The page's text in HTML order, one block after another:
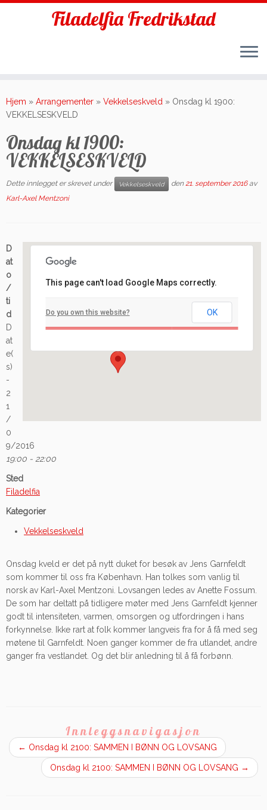
to
content
Filadelfia Fredrikstad
Hjem » Arrangementer » Vekkelseskveld » Onsdag kl 1900:
VEKKELSESKVELD
Onsdag kl 1900:
VEKKELSESKVELD
Dette innlegget er skrevet under Vekkelseskveld den21. september 2016 av
Karl-Axel Mentzoni
Arrangement
This page can't load Google Maps correctly.
Do you own this website? OK
D
at
o
/
ti
d
D
at
e(
s)
-
2
1
/
0
9/2016
19:00 - 22:00
Sted
Filadelfia
Kategorier
Vekkelseskveld
Onsdag kveld er det på nytt duket for besøk av Jens Garnfeldt
som kommer til oss fra København. Han tolkes som vanlig til
norsk av Karl-Axel Mentzoni. Lovsangen ledes av Anette Fossum.
De som har deltatt på tidligere møter med Jens Garnfeldt kjenner
godt til intensiteten, varmen, omsorgen og utfordringen i hans
forkynnelse. Ikke rart at folk kommer langveis fra for å få med seg
møtene til Garnfeldt. Noen ganger kommer de fra utlandet, andre
ganger fra vestlandet. Og det blir anledning til å få forbønn.
Innleggsnavigasjon
← Onsdag kl 2100: SAMMEN I BØNN OG LOVSANG
Onsdag kl 2100: SAMMEN I BØNN OG LOVSANG →